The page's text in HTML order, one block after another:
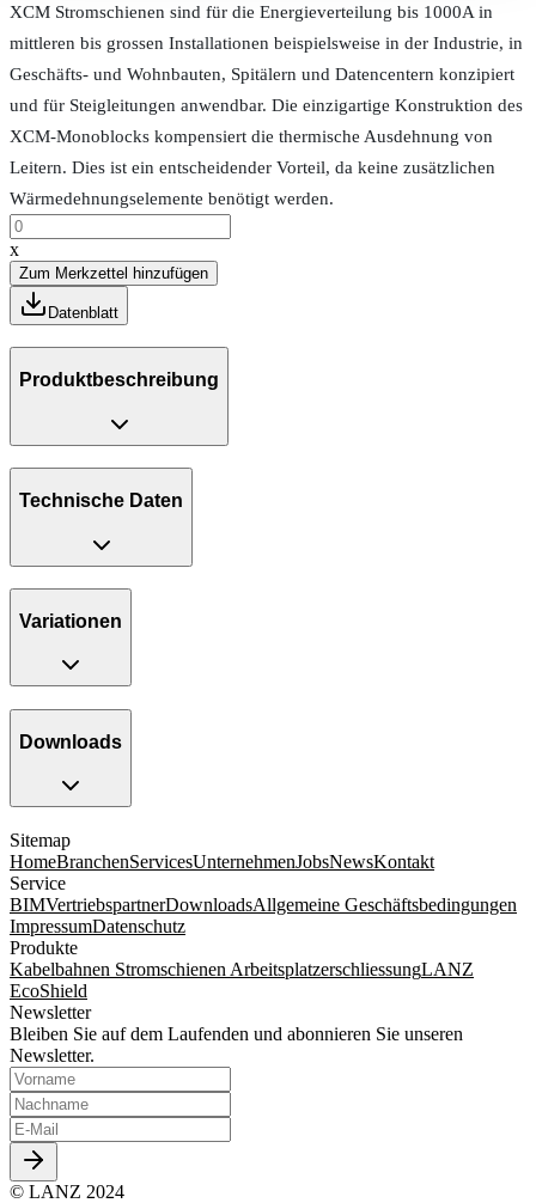
XCM Stromschienen sind für die Energieverteilung bis 1000A in
mittleren bis grossen Installationen beispielsweise in der Industrie, in
Geschäfts- und Wohnbauten, Spitälern und Datencentern konzipiert
und für Steigleitungen anwendbar. Die einzigartige Konstruktion des
XCM-Monoblocks kompensiert die thermische Ausdehnung von
Leitern. Dies ist ein entscheidender Vorteil, da keine zusätzlichen
Wärmedehnungselemente benötigt werden.
x
Zum Merkzettel hinzufügen
Datenblatt
Produktbeschreibung
Technische Daten
Variationen
Downloads
Sitemap
HomeBranchenServicesUnternehmenJobsNewsKontakt
Service
BIMVertriebspartnerDownloadsAllgemeine Geschäftsbedingungen
ImpressumDatenschutz
Produkte
Kabelbahnen Stromschienen ArbeitsplatzerschliessungLANZ
EcoShield
Newsletter
Bleiben Sie auf dem Laufenden und abonnieren Sie unseren
Newsletter.
© LANZ 2024